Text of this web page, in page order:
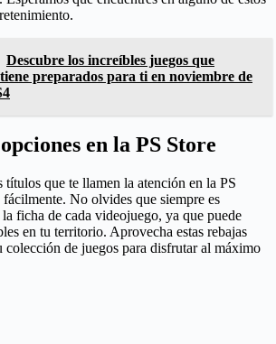
Descubre los increíbles juegos que
preparados para ti en noviembre de
en la PS Store
títulos que te llamen la atención en la PS
fácilmente. No olvides que siempre es
ficha de cada videojuego, ya que puede
en tu territorio. Aprovecha estas rebajas
colección de juegos para disfrutar al máximo